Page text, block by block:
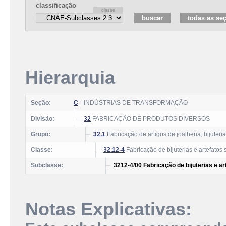
classificação
Hierarquia
Seção: C INDÚSTRIAS DE TRANSFORMAÇÃO
Divisão: 32 FABRICAÇÃO DE PRODUTOS DIVERSOS
Grupo: 32.1 Fabricação de artigos de joalheria,
Classe: 32.12-4 Fabricação de bijuterias e artefatos
Subclasse: 3212-4/00 Fabricação de bijuterias e
Notas Explicativas: